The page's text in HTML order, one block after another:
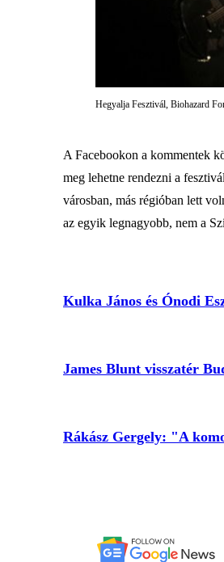
Hegyalja Fesztivál, Biohazard
A Facebookon a kommentek
meg lehetne rendezni a
városban, más régióban lett
az egyik legnagyobb, nem a
Kulka János és Ónodi
James Blunt visszatér
Rákász Gergely: "A